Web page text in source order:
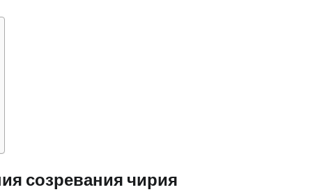
созревания чирия